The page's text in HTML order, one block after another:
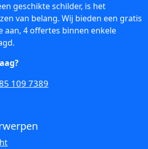
geschikte schilder, is het
van belang. Wij bieden een gratis
aan, 4 offertes binnen enkele
109 7389